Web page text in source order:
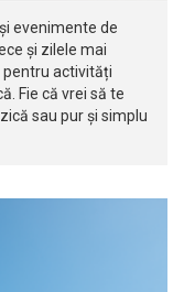
evenimente de
și zilele mai
pentru activități
Fie că vrei să te
sau pur și simplu